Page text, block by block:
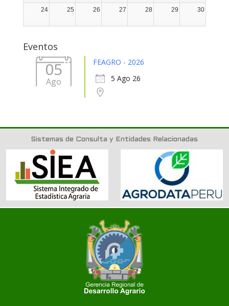
24 25 26 27 28 29 30
Eventos
05
Ago
FEAGRO - 2026
5 Ago 26
Sistemas de Consulta y Entidades Relacionadas